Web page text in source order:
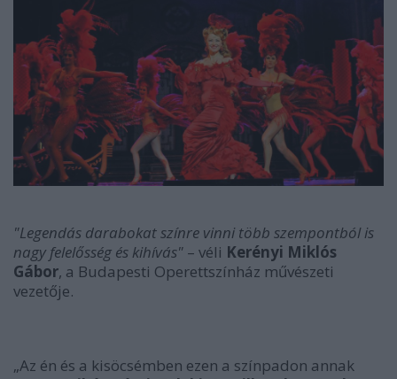
"Legendás darabokat színre vinni több szempontból is
nagy felelősség és kihívás" – véli Kerényi Miklós
Gábor, a Budapesti Operettszínház művészeti
vezetője.
„Az én és a kisöcsémben ezen a színpadon annak